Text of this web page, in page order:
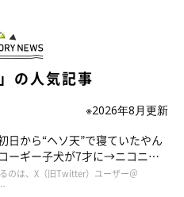
が大好きで人懐っこい性格だそ
と、毎日無邪気な姿を見せてく
の人気記事
※2026年8月更新
日から“ヘソ天”で寝ていたやん
ーギー子犬が7才に→ニコニ
ースマイル”が魅力のコに成
のは、X（旧Twitter）ユーザー＠